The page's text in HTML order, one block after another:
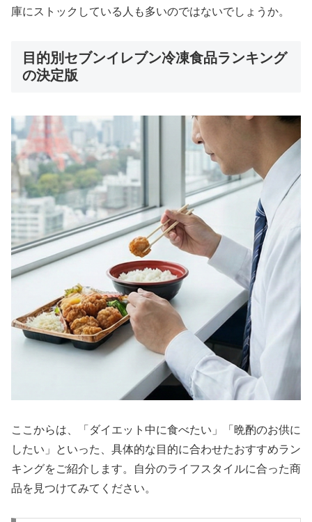
庫にストックしている人も多いのではないでしょうか。
目的別セブンイレブン冷凍食品ランキング
の決定版
ここからは、「ダイエット中に食べたい」「晩酌のお供に
したい」といった、具体的な目的に合わせたおすすめラン
キングをご紹介します。自分のライフスタイルに合った商
品を見つけてみてください。